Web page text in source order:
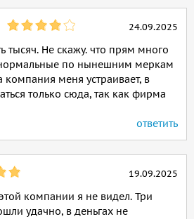
24.09.2025
тысяч. Не скажу. что прям много
по нынешним меркам
компания меня устраивает, в
только сюда, так как фирма
ответить
19.09.2025
компании я не видел. Три
удачно, в деньгах не